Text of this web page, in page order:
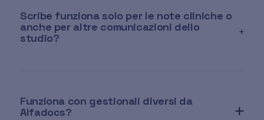
Scribe funziona solo per le note cliniche o
anche per altre comunicazioni dello
studio?
Funziona con gestionali diversi da
Alfadocs?